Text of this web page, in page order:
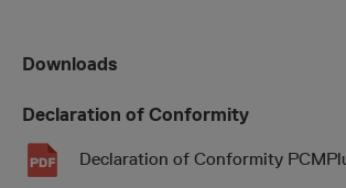
Downloads
Declaration of Conformity
Declaration of Conformity